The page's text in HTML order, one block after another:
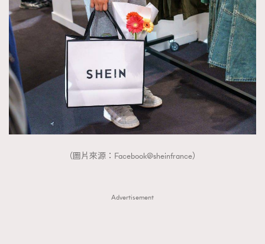
（圖片來源：Facebook@sheinfrance）
Advertisement